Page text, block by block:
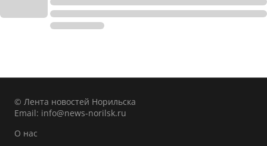
© Лента новостей Норильска
Email: info@news-norilsk.ru
О нас